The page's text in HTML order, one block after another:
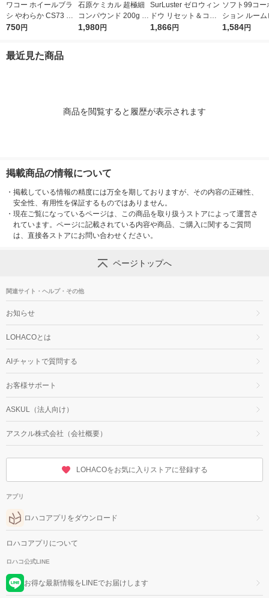
ワコー ホイールブラ
シ やわらか CS73 CS
-73 1個
750円
石原ケミカル 超極細
コンパウンド 200g F
MC-830P 1個
1,980円
SurLuster ゼロウィン
ドウ リセット＆コー
ト 80ml S-131（直送
1,866円
ソフト99コー
ション ルー
内のシャンプ
1,584円
最近見た商品
商品を閲覧すると履歴が表示されます
掲載商品の情報について
・ 掲載している情報の精度には万全を期しておりますが、その内容の正確性、
安全性、有用性を保証するものではありません。
・ 現在ご覧になっているページは、この商品を取り扱うストアによって運営さ
れています。ページに記載されている内容や商品、ご購入に関するご質問
は、直接各ストアにお問い合わせください。
ページトップへ
関連サイト・ヘルプ・その他
お知らせ
LOHACOとは
AIチャットで質問する
お客様サポート
ASKUL（法人向け）
アスクル株式会社（会社概要）
LOHACOをお気に入りストアに登録する
アプリ
ロハコアプリをダウンロード
ロハコアプリについて
ロハコ公式LINE
お得な最新情報をLINEでお届けします